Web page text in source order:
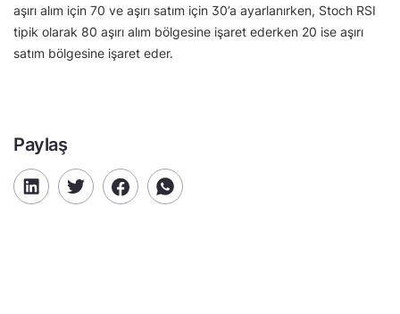
aşırı alım için 70 ve aşırı satım için 30’a ayarlanırken, Stoch RSI
tipik olarak 80 aşırı alım bölgesine işaret ederken 20 ise aşırı
satım bölgesine işaret eder.
Paylaş